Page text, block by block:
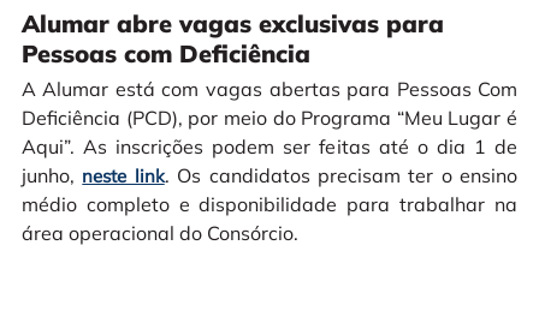
Alumar abre vagas exclusivas para
Pessoas com Deficiência
A Alumar está com vagas abertas para Pessoas Com
Deficiência (PCD), por meio do Programa “Meu Lugar é
Aqui”. As inscrições podem ser feitas até o dia 1 de
junho, neste link. Os candidatos precisam ter o ensino
médio completo e disponibilidade para trabalhar na
área operacional do Consórcio.